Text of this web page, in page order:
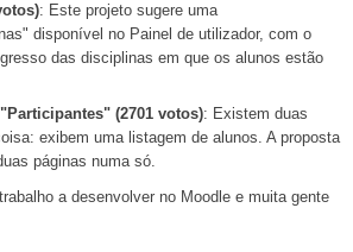
: Este projeto sugere uma
disponível no Painel de utilizador, com o
das disciplinas em que os alunos estão
(2701 votos): Existem duas
exibem uma listagem de alunos. A proposta
páginas numa só.
a desenvolver no Moodle e muita gente